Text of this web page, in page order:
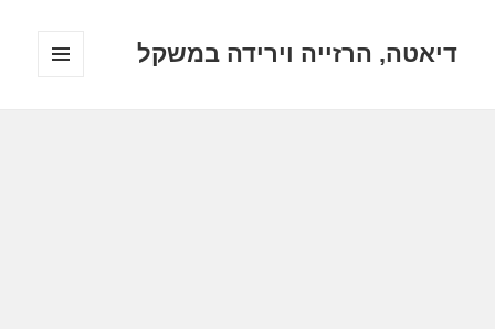
דיאטה, הרזייה וירידה במשקל